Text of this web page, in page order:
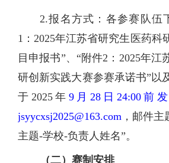
2.报名方式：各参赛队伍
1：2025年江苏省研究生医药科
目申报书”、“附件2：2025年江
研创新实践大赛参赛承诺书”以
于2025年 9月28日 24:00前
jsyycxsj2025@163.com ，邮件主
主题-学校-负责人姓名”。
（二） 赛制安排